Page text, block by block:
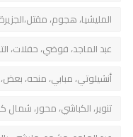
المليشيا، هجوم، مقتل،الجزيرة
عبد الماجد، فوضي، حفلات،
أنشيلوتي، مبابي، منحه،
تنوير، الكباشي، محور، شمال